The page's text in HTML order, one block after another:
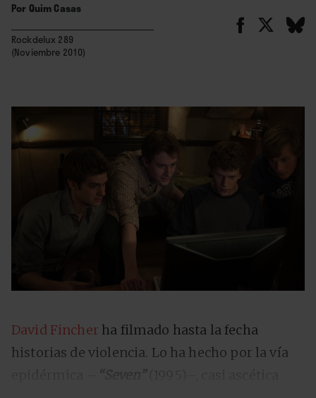
Por Quim Casas
Rockdelux 289
(Noviembre 2010)
David Fincher ha filmado hasta la fecha
historias de violencia. Lo ha hecho por la vía